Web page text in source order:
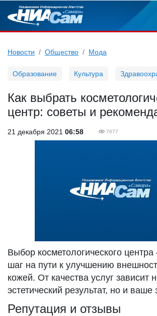
Новости Общество Мода
Образование Культура
Как выбрать
центр: советы и
21 декабря 2021 06:58 7677
Выбор косметологического
шаг на пути к улучшению
кожей. От качества услуг зависит
эстетический результат, но и ваше
Репутация и отзывы